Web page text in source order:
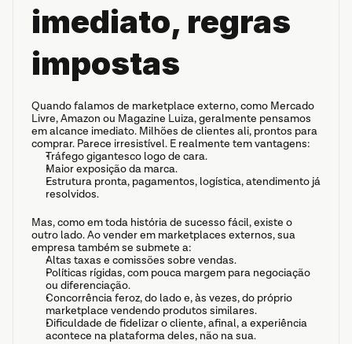
imediato, regras
impostas
Quando falamos de marketplace externo, como Mercado
Livre, Amazon ou Magazine Luiza, geralmente pensamos
em alcance imediato. Milhões de clientes ali, prontos para
comprar. Parece irresistível. E realmente tem vantagens:
Tráfego gigantesco logo de cara.
Maior exposição da marca.
Estrutura pronta, pagamentos, logística, atendimento já
resolvidos.
Mas, como em toda história de sucesso fácil, existe o
outro lado. Ao vender em marketplaces externos, sua
empresa também se submete a:
Altas taxas e comissões sobre vendas.
Políticas rígidas, com pouca margem para negociação
ou diferenciação.
Concorrência feroz, do lado e, às vezes, do próprio
marketplace vendendo produtos similares.
Dificuldade de fidelizar o cliente, afinal, a experiência
acontece na plataforma deles, não na sua.